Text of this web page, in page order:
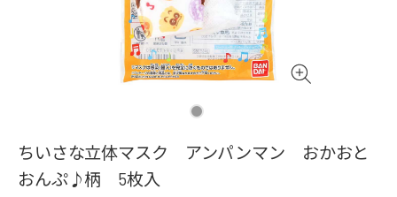
ちいさな立体マスク アンパンマン おかおと
おんぷ♪柄 5枚入